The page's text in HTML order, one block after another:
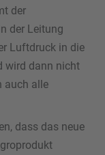
der
der Leitung
Luftdruck in die
wird dann nicht
auch alle
dass das neue